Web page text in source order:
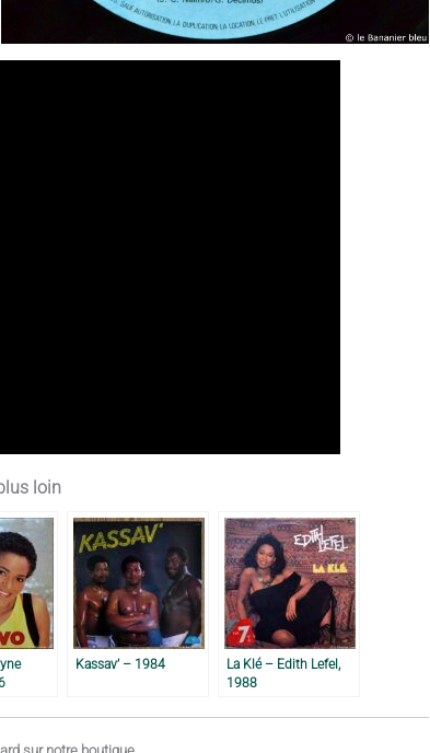
loin
Kassav’ – 1984
La Klé – Edith Lefel,
1988